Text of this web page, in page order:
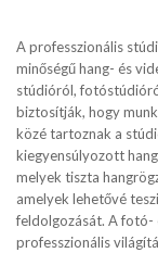
A professzionális
minőségű hang- és
stúdióról,
biztosítják, hogy
közé tartoznak a
kiegyensúlyozott
melyek tiszta
amelyek lehetővé
feldolgozását. A fotó-
professzionális